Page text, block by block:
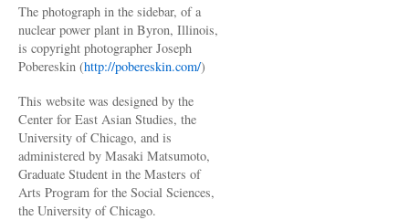
The photograph in the sidebar, of a
nuclear power plant in Byron, Illinois,
is copyright photographer Joseph
Pobereskin (http://pobereskin.com/)
This website was designed by the
Center for East Asian Studies, the
University of Chicago, and is
administered by Masaki Matsumoto,
Graduate Student in the Masters of
Arts Program for the Social Sciences,
the University of Chicago.